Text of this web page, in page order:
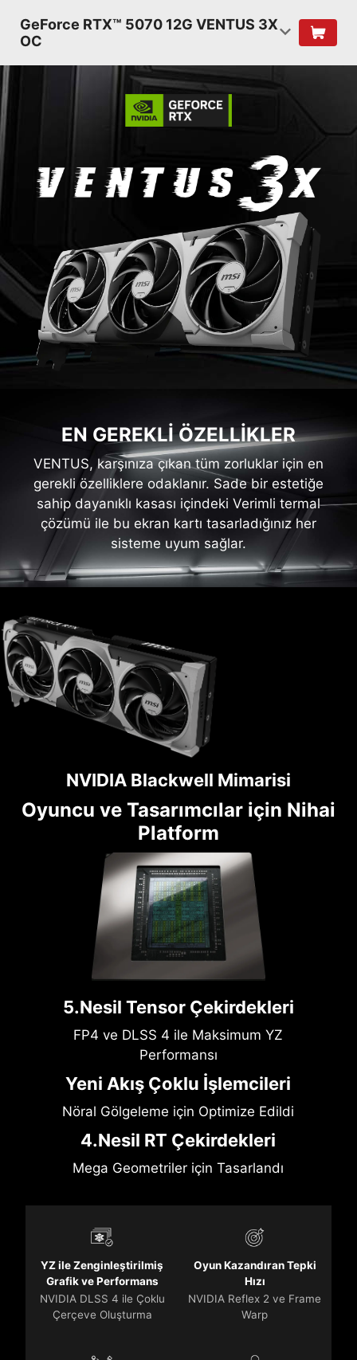
GeForce RTX™ 5070 12G VENTUS 3X
OC
EN GEREKLİ ÖZELLİKLER
VENTUS, karşınıza çıkan tüm zorluklar için en
gerekli özelliklere odaklanır. Sade bir estetiğe
sahip dayanıklı kasası içindeki Verimli termal
çözümü ile bu ekran kartı tasarladığınız her
sisteme uyum sağlar.
NVIDIA Blackwell Mimarisi
Oyuncu ve Tasarımcılar için Nihai
Platform
5.Nesil Tensor Çekirdekleri
FP4 ve DLSS 4 ile Maksimum YZ
Performansı
Yeni Akış Çoklu İşlemcileri
Nöral Gölgeleme için Optimize Edildi
4.Nesil RT Çekirdekleri
Mega Geometriler için Tasarlandı
YZ ile Zenginleştirilmiş
Grafik ve Performans
NVIDIA DLSS 4 ile Çoklu
Çerçeve Oluşturma
Oyun Kazandıran Tepki
Hızı
NVIDIA Reflex 2 ve Frame
Warp